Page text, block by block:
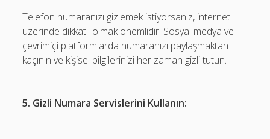
Telefon numaranızı gizlemek istiyorsanız, internet
üzerinde dikkatli olmak önemlidir. Sosyal medya ve
çevrimiçi platformlarda numaranızı paylaşmaktan
kaçının ve kişisel bilgilerinizi her zaman gizli tutun.
5. Gizli Numara Servislerini Kullanın: